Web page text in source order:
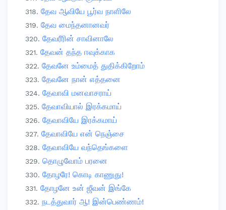
தேவ ஆவியே பூர்வ நாளிலே
தேவ மைந்தனானவர்
தேவரீரின் சாவினாலே
தேவன் தந்த ஈவுக்காக
தேவனே உம்மைத் துதிக்கிறோம்
தேவனே நான் எத்தனை
தேவாவி மனவாசராய்
தேவாவியால் இரக்கமாய்
தேவாவியே இரக்கமாய்
தேவாவியே என் நெஞ்சை
தேவாவியே வந்தெங்களை
தொழுவோம் பரனை
தோழரே! கொடி காணுது!
தோழனே உன் ஜீவன் இங்கே
நடத்துவார் ஆ! இன்பெண்ணம்!